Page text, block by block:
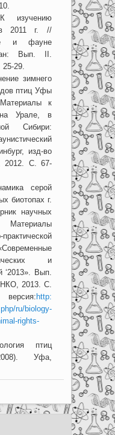
изучению
2011 г. //
и фауне
Вып. II.
29.
зимнего
птиц Уфы
к
на Урале, в
Сибири:
изд-во
2012. С. 67-
серой
биотопах г.
научных
и
‘2013». Вып.
2013. С.
http:
ru/biology-
rights-
птиц
Уфа,